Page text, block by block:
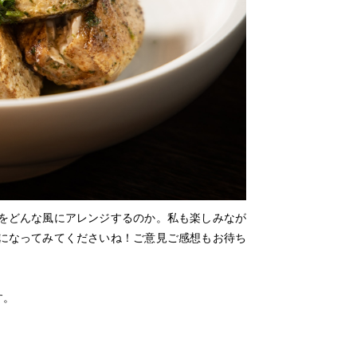
どんな風にアレンジするのか。私も楽しみなが
なってみてくださいね！ご意見ご感想もお待ち